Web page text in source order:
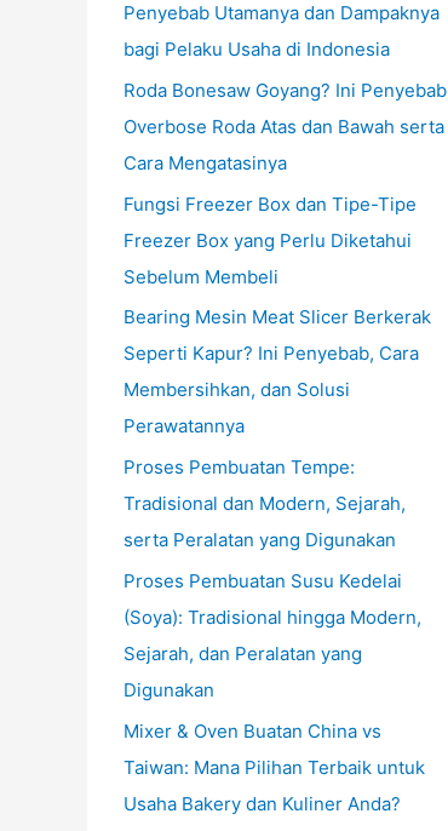
Penyebab Utamanya dan Dampaknya
bagi Pelaku Usaha di Indonesia
Roda Bonesaw Goyang? Ini Penyebab
Overbose Roda Atas dan Bawah serta
Cara Mengatasinya
Fungsi Freezer Box dan Tipe-Tipe
Freezer Box yang Perlu Diketahui
Sebelum Membeli
Bearing Mesin Meat Slicer Berkerak
Seperti Kapur? Ini Penyebab, Cara
Membersihkan, dan Solusi
Perawatannya
Proses Pembuatan Tempe:
Tradisional dan Modern, Sejarah,
serta Peralatan yang Digunakan
Proses Pembuatan Susu Kedelai
(Soya): Tradisional hingga Modern,
Sejarah, dan Peralatan yang
Digunakan
Mixer & Oven Buatan China vs
Taiwan: Mana Pilihan Terbaik untuk
Usaha Bakery dan Kuliner Anda?